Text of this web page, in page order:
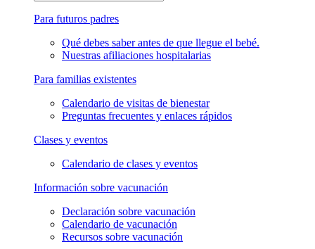
Para futuros padres
Qué debes saber antes de que llegue el bebé.
Nuestras afiliaciones hospitalarias
Para familias existentes
Calendario de visitas de bienestar
Preguntas frecuentes y enlaces rápidos
Clases y eventos
Calendario de clases y eventos
Información sobre vacunación
Declaración sobre vacunación
Calendario de vacunación
Recursos sobre vacunación